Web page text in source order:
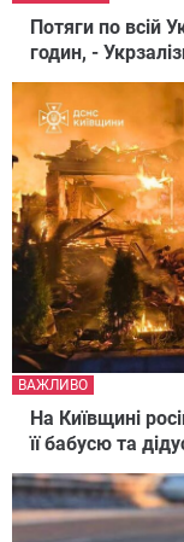
Потяги по всій
годин, -
На Київщині
її бабусю та
ВАЖЛИВО